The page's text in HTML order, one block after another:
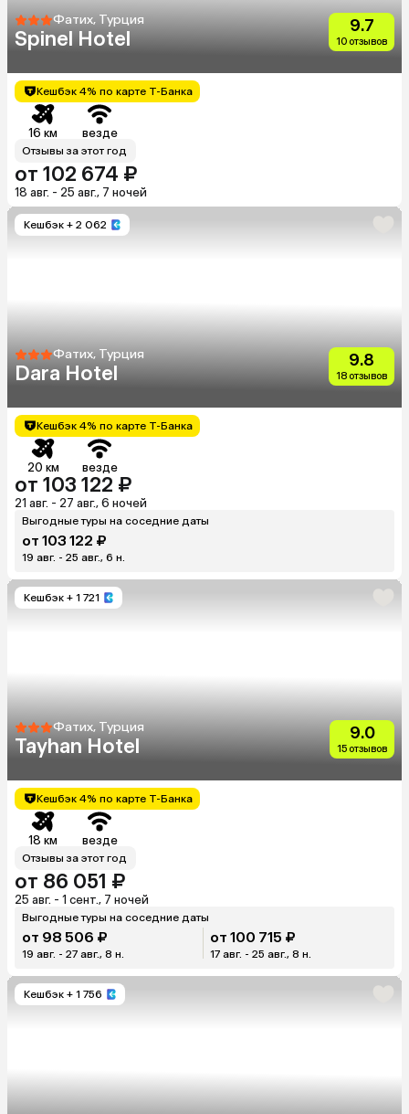
Фатих, Турция
Spinel Hotel
9.7
10 отзывов
Кешбэк 4% по карте Т-Банка
16 км везде
Отзывы за этот год
от 102 674 ₽
18 авг. - 25 авг., 7 ночей
Кешбэк + 2 062
Фатих, Турция
Dara Hotel
9.8
18 отзывов
Кешбэк 4% по карте Т-Банка
20 км везде
от 103 122 ₽
21 авг. - 27 авг., 6 ночей
Выгодные туры на соседние даты
от 103 122 ₽
19 авг. - 25 авг., 6 н.
Кешбэк + 1 721
Фатих, Турция
Tayhan Hotel
9.0
15 отзывов
Кешбэк 4% по карте Т-Банка
18 км везде
Отзывы за этот год
от 86 051 ₽
25 авг. - 1 сент., 7 ночей
Выгодные туры на соседние даты
от 98 506 ₽
19 авг. - 27 авг., 8 н.
от 100 715 ₽
17 авг. - 25 авг., 8 н.
Кешбэк + 1 756